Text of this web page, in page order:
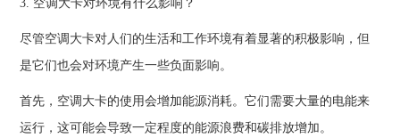
3. 空调大卡对环境有什么影响？
尽管空调大卡对人们的生活和工作环境有着显著的积极影响，但
是它们也会对环境产生一些负面影响。
首先，空调大卡的使用会增加能源消耗。它们需要大量的电能来
运行，这可能会导致一定程度的能源浪费和碳排放增加。